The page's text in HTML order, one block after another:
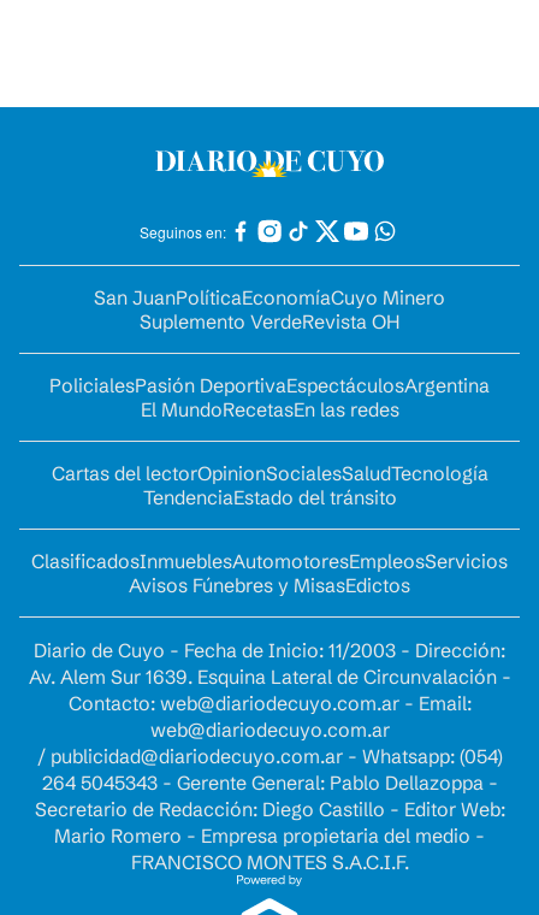
Seguinos en:
San JuanPolíticaEconomíaCuyo Minero
Suplemento VerdeRevista OH
PolicialesPasión DeportivaEspectáculosArgentina
El MundoRecetasEn las redes
Cartas del lectorOpinionSocialesSaludTecnología
TendenciaEstado del tránsito
ClasificadosInmueblesAutomotoresEmpleosServicios
Avisos Fúnebres y MisasEdictos
Diario de Cuyo - Fecha de Inicio: 11/2003 - Dirección:
Av. Alem Sur 1639. Esquina Lateral de Circunvalación -
Contacto: web@diariodecuyo.com.ar- Email:
web@diariodecuyo.com.ar
/ publicidad@diariodecuyo.com.ar- Whatsapp: (054)
264 5045343 - Gerente General: Pablo Dellazoppa -
Secretario de Redacción: Diego Castillo - Editor Web:
Mario Romero - Empresa propietaria del medio -
FRANCISCO MONTES S.A.C.I.F.